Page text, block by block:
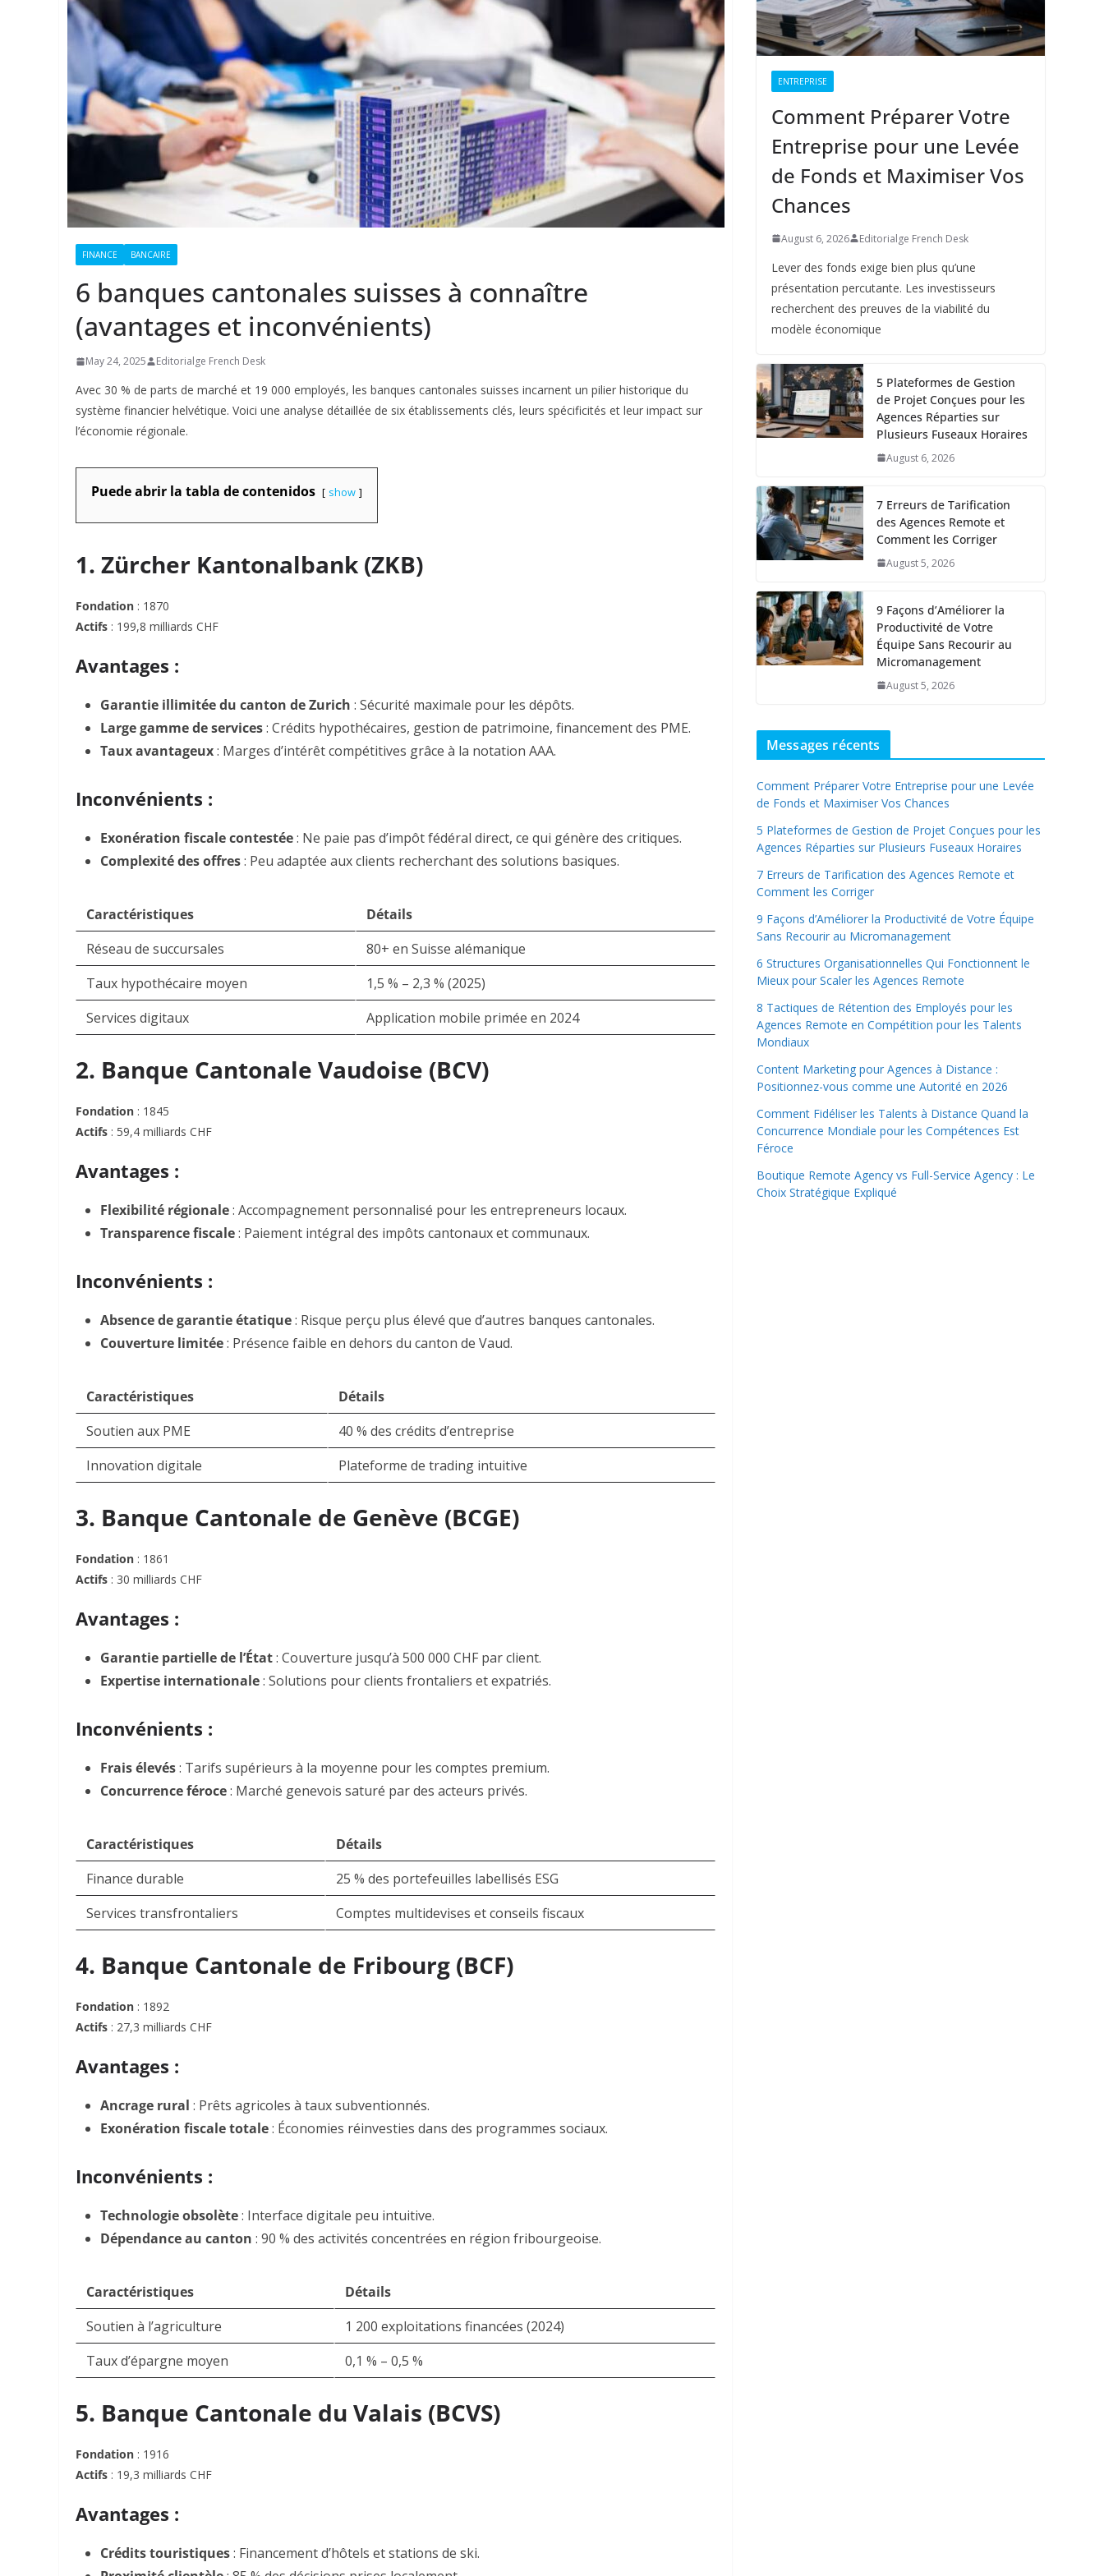
FINANCE BANCAIRE
6 banques cantonales suisses à connaître
(avantages et inconvénients)
May 24, 2025 Editorialge French Desk
Avec 30 % de parts de marché et 19 000 employés, les banques cantonales suisses incarnent un pilier historique du
système financier helvétique. Voici une analyse détaillée de six établissements clés, leurs spécificités et leur impact sur
l’économie régionale.
Puede abrir la tabla de contenidos show
1. Zürcher Kantonalbank (ZKB)
Fondation : 1870
Actifs : 199,8 milliards CHF
Avantages :
Garantie illimitée du canton de Zurich : Sécurité maximale pour les dépôts.
Large gamme de services: Crédits hypothécaires, gestion de patrimoine, financement des PME.
Taux avantageux: Marges d’intérêt compétitives grâce à la notation AAA.
Inconvénients :
Exonération fiscale contestée: Ne paie pas d’impôt fédéral direct, ce qui génère des critiques.
Complexité des offres: Peu adaptée aux clients recherchant des solutions basiques.
Caractéristiques
Détails
Réseau de succursales
80+ en Suisse alémanique
Taux hypothécaire moyen
1,5 % – 2,3 % (2025)
Services digitaux
Application mobile primée en 2024
2. Banque Cantonale Vaudoise (BCV)
Fondation : 1845
Actifs : 59,4 milliards CHF
Avantages :
Flexibilité régionale: Accompagnement personnalisé pour les entrepreneurs locaux.
Transparence fiscale: Paiement intégral des impôts cantonaux et communaux.
Inconvénients :
Absence de garantie étatique: Risque perçu plus élevé que d’autres banques cantonales.
Couverture limitée: Présence faible en dehors du canton de Vaud.
Caractéristiques
Détails
Soutien aux PME
40 % des crédits d’entreprise
Innovation digitale
Plateforme de trading intuitive
3. Banque Cantonale de Genève (BCGE)
Fondation : 1861
Actifs : 30 milliards CHF
Avantages :
Garantie partielle de l’État: Couverture jusqu’à 500 000 CHF par client.
Expertise internationale: Solutions pour clients frontaliers et expatriés.
Inconvénients :
Frais élevés: Tarifs supérieurs à la moyenne pour les comptes premium.
Concurrence féroce: Marché genevois saturé par des acteurs privés.
Caractéristiques
Détails
Finance durable
25 % des portefeuilles labellisés ESG
Services transfrontaliers
Comptes multidevises et conseils fiscaux
4. Banque Cantonale de Fribourg (BCF)
Fondation : 1892
Actifs : 27,3 milliards CHF
Avantages :
Ancrage rural : Prêts agricoles à taux subventionnés.
Exonération fiscale totale: Économies réinvesties dans des programmes sociaux.
Inconvénients :
Technologie obsolète: Interface digitale peu intuitive.
Dépendance au canton : 90 % des activités concentrées en région fribourgeoise.
Caractéristiques
Détails
Soutien à l’agriculture
1 200 exploitations financées (2024)
Taux d’épargne moyen
0,1 % – 0,5 %
5. Banque Cantonale du Valais (BCVS)
Fondation : 1916
Actifs : 19,3 milliards CHF
Avantages :
Crédits touristiques: Financement d’hôtels et stations de ski.
ENTREPRISE
Comment Préparer Votre
Entreprise pour une Levée
de Fonds et Maximiser Vos
Chances
August 6, 2026 Editorialge French Desk
Lever des fonds exige bien plus qu’une
présentation percutante. Les investisseurs
recherchent des preuves de la viabilité du
modèle économique
5 Plateformes de Gestion
de Projet Conçues pour les
Agences Réparties sur
Plusieurs Fuseaux Horaires
August 6, 2026
7 Erreurs de Tarification
des Agences Remote et
Comment les Corriger
August 5, 2026
9 Façons d’Améliorer la
Productivité de Votre
Équipe Sans Recourir au
Micromanagement
August 5, 2026
Messages récents
Comment Préparer Votre Entreprise pour une Levée
de Fonds et Maximiser Vos Chances
5 Plateformes de Gestion de Projet Conçues pour les
Agences Réparties sur Plusieurs Fuseaux Horaires
7 Erreurs de Tarification des Agences Remote et
Comment les Corriger
9 Façons d’Améliorer la Productivité de Votre Équipe
Sans Recourir au Micromanagement
6 Structures Organisationnelles Qui Fonctionnent le
Mieux pour Scaler les Agences Remote
8 Tactiques de Rétention des Employés pour les
Agences Remote en Compétition pour les Talents
Mondiaux
Content Marketing pour Agences à Distance :
Positionnez-vous comme une Autorité en 2026
Comment Fidéliser les Talents à Distance Quand la
Concurrence Mondiale pour les Compétences Est
Féroce
Boutique Remote Agency vs Full-Service Agency : Le
Choix Stratégique Expliqué